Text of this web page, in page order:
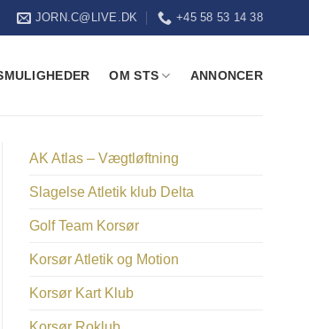
JORN.C@LIVE.DK +45 58 53 14 38
OM STS ANNONCER
AK Atlas – Vægtløftning
Slagelse Atletik klub Delta
Golf Team Korsør
Korsør Atletik og Motion
Korsør Kart Klub